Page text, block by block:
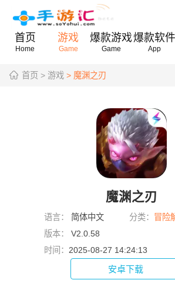
首页
Home
游戏
Game
爆款游戏
Game
爆款软件
App
首页 > 游戏 > 魔渊之刃
魔渊之刃
语言： 简体中文 分类： 冒险
版本：
V2.0.58
时间： 2025-08-27 14:24:13
安卓下载